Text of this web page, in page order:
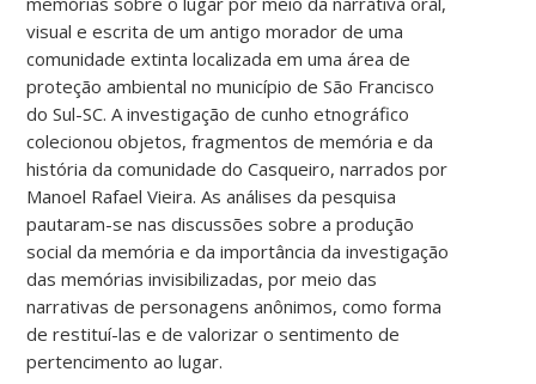
visual e escrita de um antigo morador de uma
comunidade extinta localizada em uma área de
proteção ambiental no município de São Francisco
do Sul-SC. A investigação de cunho etnográfico
colecionou objetos, fragmentos de memória e da
história da comunidade do Casqueiro, narrados por
Manoel Rafael Vieira. As análises da pesquisa
pautaram-se nas discussões sobre a produção
social da memória e da importância da investigação
das memórias invisibilizadas, por meio das
narrativas de personagens anônimos, como forma
de restituí-las e de valorizar o sentimento de
pertencimento ao lugar.